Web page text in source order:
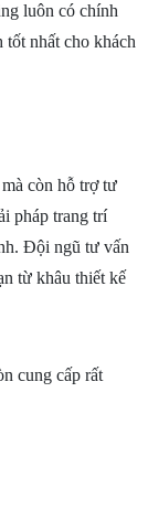
luôn có chính
tốt nhất cho khách
còn hỗ trợ tư
pháp trang trí
Đội ngũ tư vấn
từ khâu thiết kế
cung cấp rất